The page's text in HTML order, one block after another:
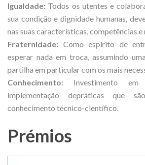
Igualdade: Todos os utentes e
sua condição e dignidade humanas,
nas suas características, competências e
Fraternidade: Como espírito de
esperar nada em troca, assumindo
partilha em particular com os mais
Conhecimento: Investimento
implementação depráticas que
conhecimento técnico-científico.
Prémios